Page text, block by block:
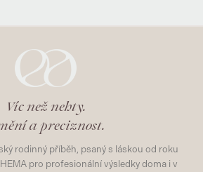
Víc než nehty.
a preciznost.
rodinný příběh, psaný s láskou od roku
pro profesionální výsledky doma i v